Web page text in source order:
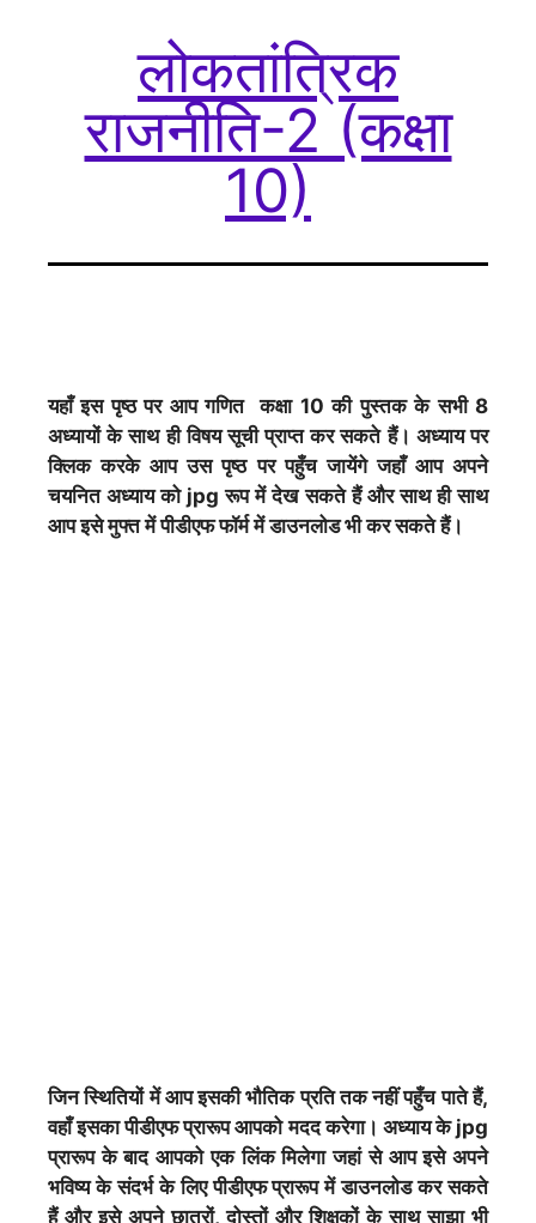
लोकतांत्रिक
राजनीति-2 (कक्षा
10)
यहाँ इस पृष्ठ पर आप गणित कक्षा 10 की पुस्तक के सभी 8
अध्यायों केसाथ ही विषय सूचीप्राप्त कर सकते हैं। अध्याय पर
क्लिक करके आप उस पृष्ठ पर पहुँच जायेंगे जहाँ आप अपने
चयनित अध्याय को jpg रूप में देख सकते हैं और साथ ही साथ
आप इसे मुफ्त में पीडीएफ फॉर्म में डाउनलोड भी कर सकते हैं।
जिन स्थितियों में आप इसकी भौतिक प्रति तक नहीं पहुँच पाते हैं,
वहाँ इसका पीडीएफ प्रारूप आपको मदद करेगा। अध्याय के jpg
प्रारूप के बाद आपको एक लिंक मिलेगा जहां से आप इसे अपने
भविष्य के संदर्भ के लिए पीडीएफ प्रारूप में डाउनलोड कर सकते
हैं और इसे अपने छात्रों, दोस्तों और शिक्षकों के साथ साझा भी